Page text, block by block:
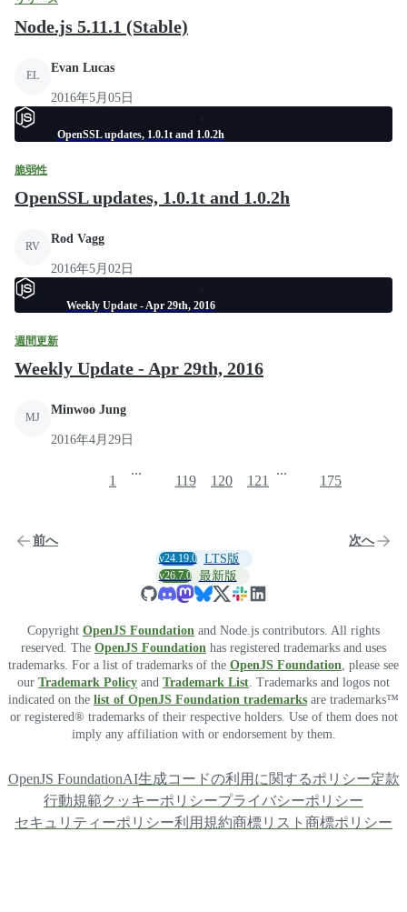
Node.js 5.11.1 (Stable)
EL
Evan Lucas
2016年5月05日
OpenSSL updates, 1.0.1t and 1.0.2h
脆弱性
OpenSSL updates, 1.0.1t and 1.0.2h
RV
Rod Vagg
2016年5月02日
Weekly Update - Apr 29th, 2016
週間更新
Weekly Update - Apr 29th, 2016
MJ
Minwoo Jung
2016年4月29日
前へ
1
...
119 120 121
...
175
次へ
v24.19.0 LTS版
v26.7.0 最新版
Copyright OpenJS Foundation and Node.js contributors. All rights
reserved. The OpenJS Foundation has registered trademarks and uses
trademarks. For a list of trademarks of the OpenJS Foundation , please see
our Trademark Policy and Trademark List . Trademarks and logos not
indicated on the list of OpenJS Foundation trademarks are trademarks™
or registered® trademarks of their respective holders. Use of them does not
imply any affiliation with or endorsement by them.
OpenJS FoundationAI生成コードの利用に関するポリシー定款
行動規範クッキーポリシープライバシーポリシー
セキュリティーポリシー利用規約商標リスト 商標ポリシー